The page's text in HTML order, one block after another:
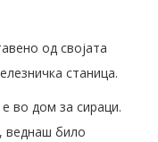
од својата
станица.
во дом за сираци.
веднаш било